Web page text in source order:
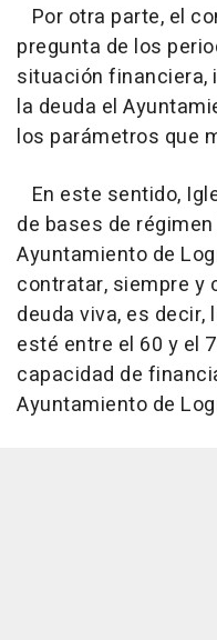
Por otra parte, el
pregunta de los
situación financiera,
la deuda el
los parámetros que
En este sentido,
de bases de
Ayuntamiento de
contratar, siempre y
deuda viva, es decir,
esté entre el 60 y el
capacidad de
Ayuntamiento de